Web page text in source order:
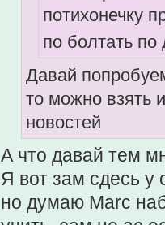
потихонечку
по болтать
Давай
то можно взять
новостей
А что давай тем
Я вот зам сдесь у
но думаю Marc